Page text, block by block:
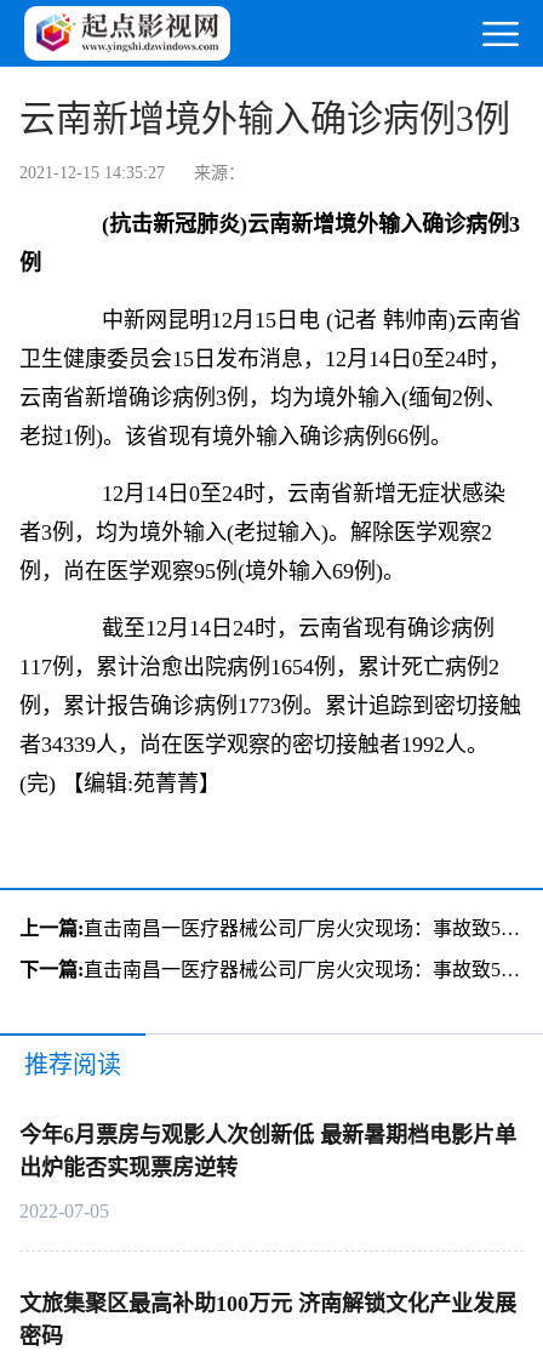
云南新增境外输入确诊病例3例
2021-12-15 14:35:27 来源：
(抗击新冠肺炎)云南新增境外输入确诊病例3
例
中新网 昆明12月15日电 (记者 韩帅南)云南省
卫生健康委员会15日发布消息，12月14日0至24时，
云南省新增确诊病例3例，均为境外输入(缅甸2例、
老挝1例)。该省现有境外输入确诊病例66例。
12月14日0至24时，云南省新增无症状感染
者3例，均为境外输入(老挝输入)。解除医学观察2
例，尚在医学观察95例(境外输入69例)。
截至12月14日24时，云南省现有确诊病例
117例，累计治愈出院病例1654例，累计死亡病例2
例，累计报告确诊病例1773例。累计追踪到密切接触
者34339人，尚在医学观察的密切接触者1992人。
(完)
【编辑:苑菁菁】
上一篇:
直击南昌一医疗器械公司厂房火灾现场：事故致5死1伤 救援已结束
下一篇:
直击南昌一医疗器械公司厂房火灾现场：事故致5死1伤 救援已结束
推荐阅读
今年6月票房与观影人次创新低 最新暑期档电影片单
出炉能否实现票房逆转
2022-07-05
文旅集聚区最高补助100万元 济南解锁文化产业发展
密码